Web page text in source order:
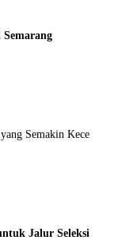
Semakin Kece
Jalur Seleksi